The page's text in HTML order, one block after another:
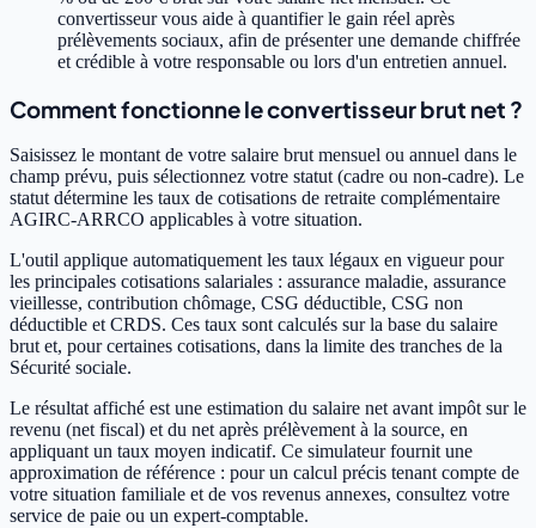
convertisseur vous aide à quantifier le gain réel après
prélèvements sociaux, afin de présenter une demande chiffrée
et crédible à votre responsable ou lors d'un entretien annuel.
Comment fonctionne le convertisseur brut net ?
Saisissez le montant de votre salaire brut mensuel ou annuel dans le
champ prévu, puis sélectionnez votre statut (cadre ou non-cadre). Le
statut détermine les taux de cotisations de retraite complémentaire
AGIRC-ARRCO applicables à votre situation.
L'outil applique automatiquement les taux légaux en vigueur pour
les principales cotisations salariales : assurance maladie, assurance
vieillesse, contribution chômage, CSG déductible, CSG non
déductible et CRDS. Ces taux sont calculés sur la base du salaire
brut et, pour certaines cotisations, dans la limite des tranches de la
Sécurité sociale.
Le résultat affiché est une estimation du salaire net avant impôt sur le
revenu (net fiscal) et du net après prélèvement à la source, en
appliquant un taux moyen indicatif. Ce simulateur fournit une
approximation de référence : pour un calcul précis tenant compte de
votre situation familiale et de vos revenus annexes, consultez votre
service de paie ou un expert-comptable.